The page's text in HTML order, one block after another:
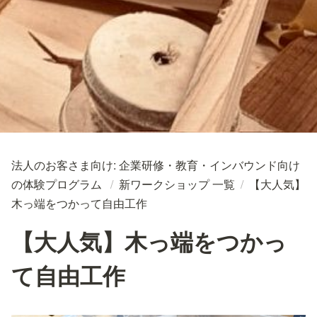
法人のお客さま向け: 企業研修・教育・インバウンド向け
の体験プログラム / 新ワークショップ 一覧 /
【大人気】
木っ端をつかって自由工作
【大人気】木っ端をつかっ
て自由工作